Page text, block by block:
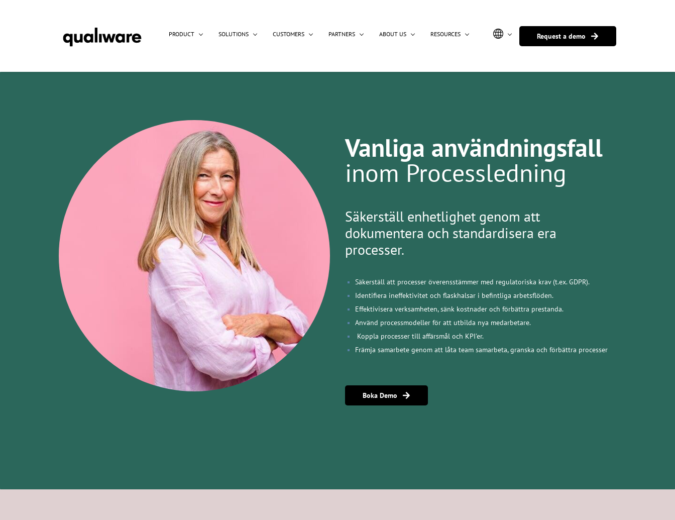
PRODUCT SOLUTIONS CUSTOMERS PARTNERS ABOUT US RESOURCES Request a demo
Vanliga användningsfall
inom Processledning
Säkerställ enhetlighet genom att
dokumentera och standardisera era
processer.
Säkerställ att processer överensstämmer med regulatoriska krav (t.ex. GDPR).
Identifiera ineffektivitet och flaskhalsar i befintliga arbetsflöden.
Effektivisera verksamheten, sänk kostnader och förbättra prestanda.
Använd processmodeller för att utbilda nya medarbetare.
Koppla processer till affärsmål och KPI'er.
Främja samarbete genom att låta team samarbeta, granska och förbättra processer
Boka Demo